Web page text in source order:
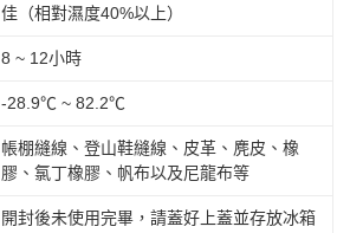
佳（相對濕度40%以上）
8 ~ 12小時
-28.9℃ ~ 82.2℃
帳棚縫線、登山鞋縫線、皮革、麂皮、橡
膠、氯丁橡膠、帆布以及尼龍布等
開封後未使用完畢，請蓋好上蓋並存放冰箱